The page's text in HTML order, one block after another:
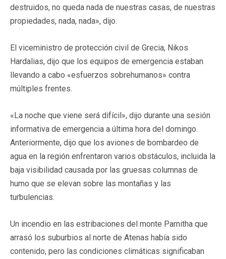
destruidos, no queda nada de nuestras casas, de nuestras
propiedades, nada, nada», dijo.
El viceministro de protección civil de Grecia, Nikos
Hardalias, dijo que los equipos de emergencia estaban
llevando a cabo «esfuerzos sobrehumanos» contra
múltiples frentes.
«La noche que viene será difícil», dijo durante una sesión
informativa de emergencia a última hora del domingo.
Anteriormente, dijo que los aviones de bombardeo de
agua en la región enfrentaron varios obstáculos, incluida la
baja visibilidad causada por las gruesas columnas de
humo que se elevan sobre las montañas y las
turbulencias.
Un incendio en las estribaciones del monte Parnitha que
arrasó los suburbios al norte de Atenas había sido
contenido, pero las condiciones climáticas significaban